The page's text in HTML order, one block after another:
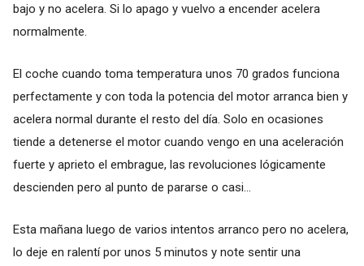
bajo y no acelera. Si lo apago y vuelvo a encender acelera
normalmente.
El coche cuando toma temperatura unos 70 grados funciona
perfectamente y con toda la potencia del motor arranca bien y
acelera normal durante el resto del día. Solo en ocasiones
tiende a detenerse el motor cuando vengo en una aceleración
fuerte y aprieto el embrague, las revoluciones lógicamente
descienden pero al punto de pararse o casi…
Esta mañana luego de varios intentos arranco pero no acelera,
lo deje en ralentí por unos 5 minutos y note sentir una